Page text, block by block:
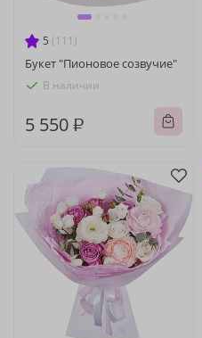
5 (111)
Букет "Пионовое созвучие"
В наличии
5 550 ₽